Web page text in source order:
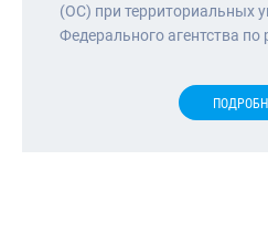
(ОС) при территориальных
Федерального агентства